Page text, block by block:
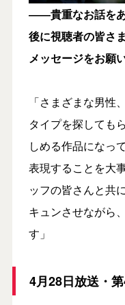
――貴重なお話を
後に視聴者の皆さ
メッセージをお願
「さまざまな男性
タイプを探しても
しめる作品になっ
表現することを大
ッフの皆さんと共
キュンさせながら
す」
4月28日放送・